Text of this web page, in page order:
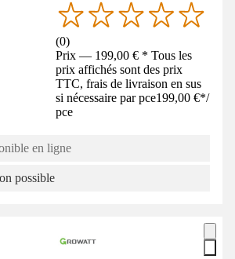
(0)
Prix — 199,00 € * Tous les
prix affichés sont des prix
TTC, frais de livraison en sus
si nécessaire par pce199,00 €*/
pce
en ligne
possible